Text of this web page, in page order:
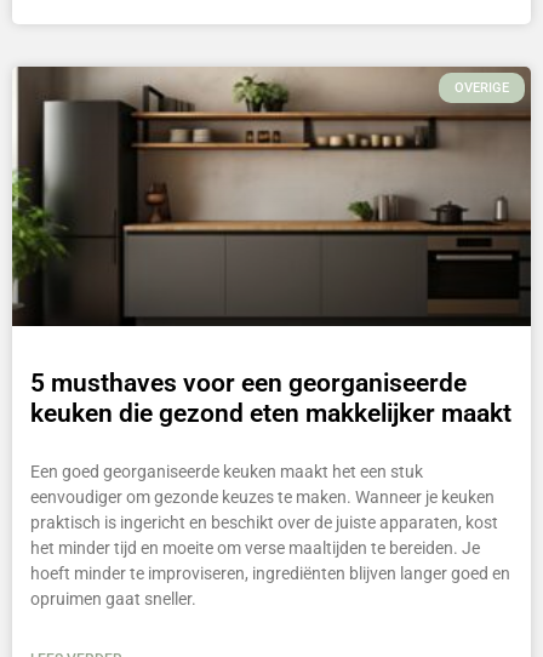
OVERIGE
5 musthaves voor een georganiseerde
keuken die gezond eten makkelijker maakt
Een goed georganiseerde keuken maakt het een stuk
eenvoudiger om gezonde keuzes te maken. Wanneer je keuken
praktisch is ingericht en beschikt over de juiste apparaten, kost
het minder tijd en moeite om verse maaltijden te bereiden. Je
hoeft minder te improviseren, ingrediënten blijven langer goed en
opruimen gaat sneller.